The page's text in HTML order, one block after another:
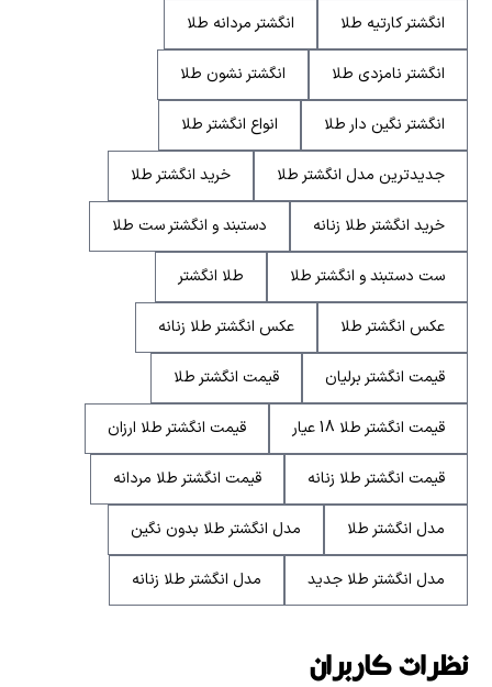
انگشتر کارتیه طلا انگشتر مردانه طلا
انگشتر نامزدی طلا انگشتر نشون طلا
انگشتر نگین دار طلا انواع انگشتر طلا
جدیدترین مدل انگشتر طلا خرید انگشتر طلا
خرید انگشتر طلا زنانه دستبند و انگشتر ست طلا
ست دستبند و انگشتر طلا طلا انگشتر
عکس انگشتر طلا عکس انگشتر طلا زنانه
قیمت انگشتر برلیان قیمت انگشتر طلا
قیمت انگشتر طلا 18 عیار قیمت انگشتر طلا ارزان
قیمت انگشتر طلا زنانه قیمت انگشتر طلا مردانه
مدل انگشتر طلا مدل انگشتر طلا بدون نگین
مدل انگشتر طلا جدید مدل انگشتر طلا زنانه
نظرات کاربران